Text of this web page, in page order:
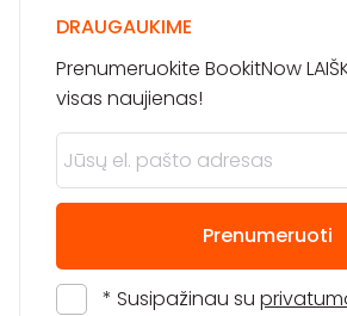
DRAUGAUKIME
Prenumeruokite BookitNow
visas naujienas!
Prenumeruoti
* Susipažinau su